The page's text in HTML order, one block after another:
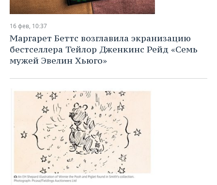
16 фев, 10:37
Маргарет Беттс возглавила экранизацию
бестселлера Тейлор Дженкинс Рейд «Семь
мужей Эвелин Хьюго»